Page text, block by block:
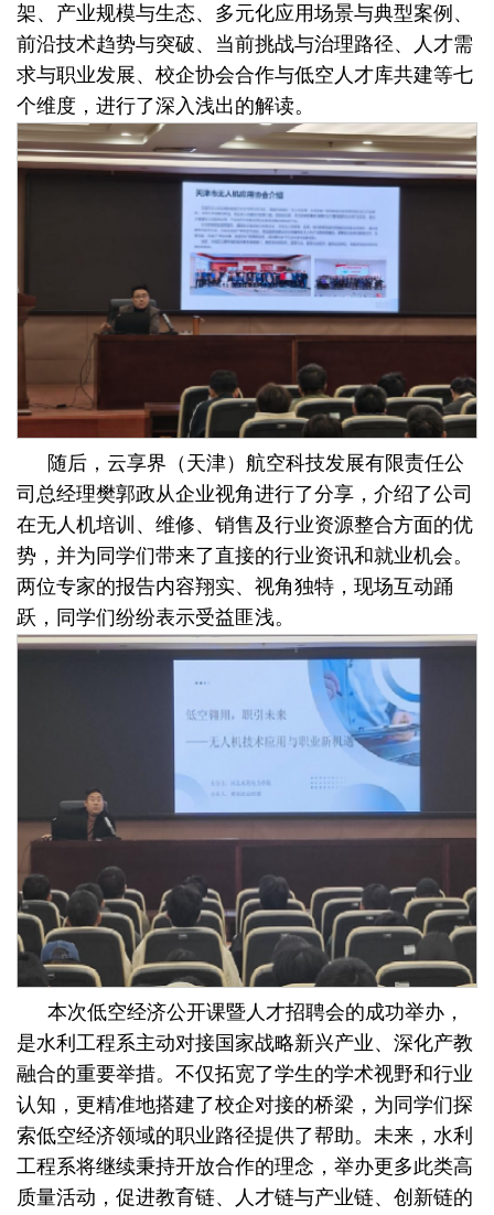
架、产业规模与生态、多元化应用场景与典型案例、
前沿技术趋势与突破、当前挑战与治理路径、人才需
求与职业发展、校企协会合作与低空人才库共建等七
个维度，进行了深入浅出的解读。
随后，云享界（天津）航空科技发展有限责任公
司总经理樊郭政从企业视角进行了分享，介绍了公司
在无人机培训、维修、销售及行业资源整合方面的优
势，并为同学们带来了直接的行业资讯和就业机会。
两位专家的报告内容翔实、视角独特，现场互动踊
跃，同学们纷纷表示受益匪浅。
本次低空经济公开课暨人才招聘会的成功举办，
是水利工程系主动对接国家战略新兴产业、深化产教
融合的重要举措。不仅拓宽了学生的学术视野和行业
认知，更精准地搭建了校企对接的桥梁，为同学们探
索低空经济领域的职业路径提供了帮助。未来，水利
工程系将继续秉持开放合作的理念，举办更多此类高
质量活动，促进教育链、人才链与产业链、创新链的